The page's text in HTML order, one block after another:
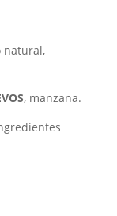
natural,
, manzana.